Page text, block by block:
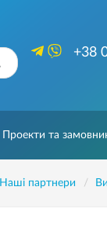
+38
Проекти та
Наші партнери